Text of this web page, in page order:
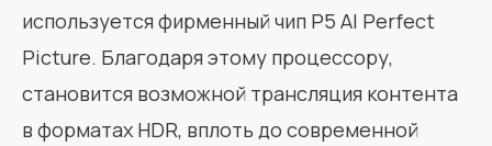
используется фирменный чип P5 AI Perfect
Picture. Благодаря этому процессору,
становится возможной трансляция контента
в форматах HDR, вплоть до современной